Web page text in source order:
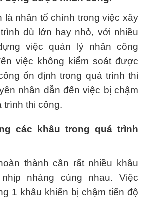
là nhân tố chính trong việc xây
dù lớn hay nhỏ, với nhiều
việc quản lý nhân công
việc không kiểm soát được
ổn định trong quá trình thi
nhân dẫn đến việc bị chậm
trình thi công.
các khâu trong quá trình
thành cần rất nhiều khâu
nhàng cùng nhau. Việc
1 khâu khiến bị chậm tiến độ